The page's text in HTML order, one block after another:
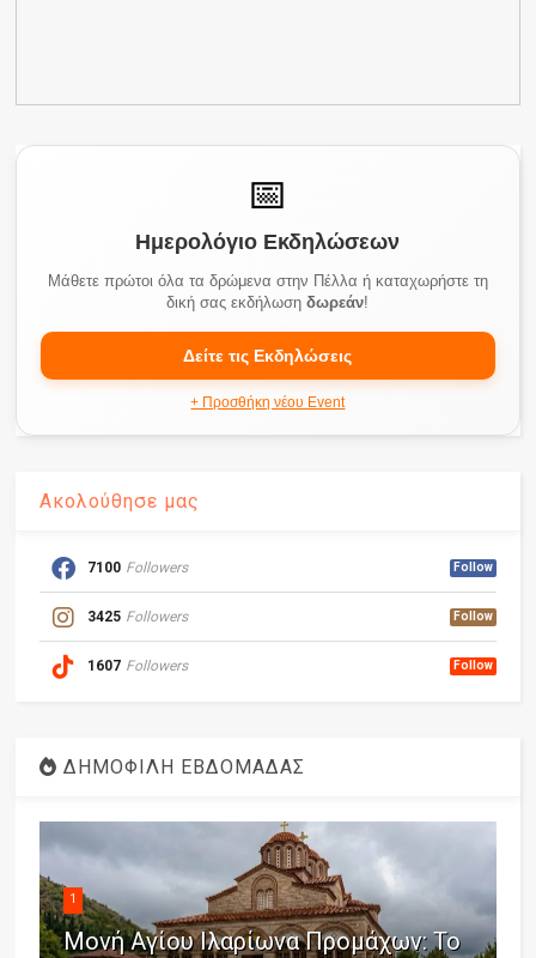
📅
Ημερολόγιο Εκδηλώσεων
Μάθετε πρώτοι όλα τα δρώμενα στην Πέλλα ή καταχωρήστε τη
δική σας εκδήλωσηδωρεάν!
Δείτε τις Εκδηλώσεις
+ Προσθήκη νέου Event
Ακολούθησε μας
7100 Followers Follow
3425 Followers Follow
1607 Followers Follow
ΔΗΜΟΦΙΛΗ ΕΒΔΟΜΑΔΑΣ
1
Μονή Αγίου Ιλαρίωνα Προμάχων: Το